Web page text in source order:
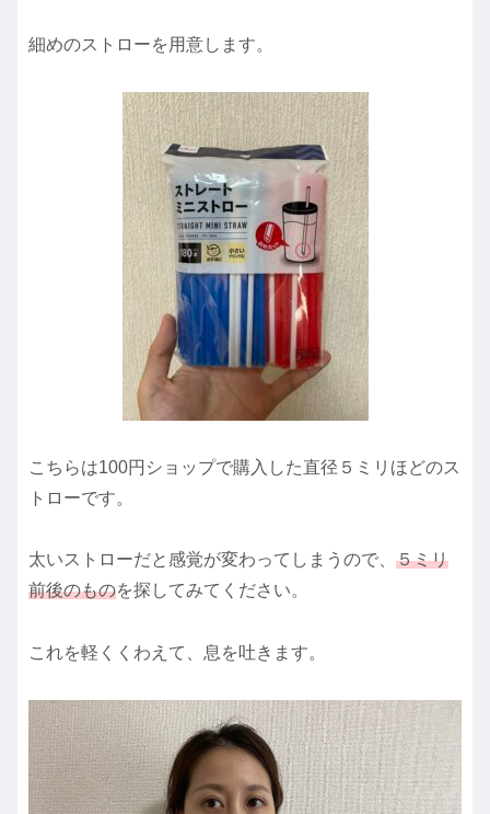
細めのストローを用意します。
こちらは100円ショップで購入した直径５ミリほどのス
トローです。
太いストローだと感覚が変わってしまうので、 ５ミリ
前後のものを探してみてください。
これを軽くくわえて、息を吐きます。